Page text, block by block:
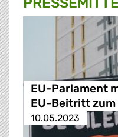
EU-Parlament
EU-Beitritt zum
10.05.2023